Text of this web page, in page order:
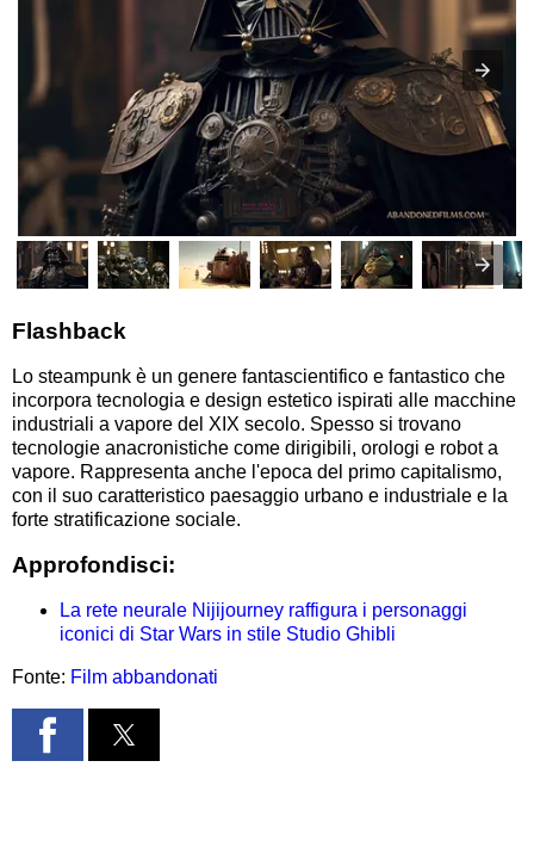
Flashback
Lo steampunk è un genere fantascientifico e fantastico che
incorpora tecnologia e design estetico ispirati alle macchine
industriali a vapore del XIX secolo. Spesso si trovano
tecnologie anacronistiche come dirigibili, orologi e robot a
vapore. Rappresenta anche l'epoca del primo capitalismo,
con il suo caratteristico paesaggio urbano e industriale e la
forte stratificazione sociale.
Approfondisci:
La rete neurale Nijijourney raffigura i personaggi
iconici di Star Wars in stile Studio Ghibli
Fonte: Film abbandonati